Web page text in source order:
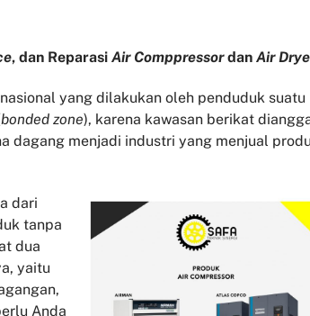
, dan Reparasi Air Comppressordan Air
yang dilakukan oleh penduduk suatu
bonded zone), karena kawasan berikat
dagang menjadi industri yang menjual
dari
tanpa
dua
yaitu
Anda